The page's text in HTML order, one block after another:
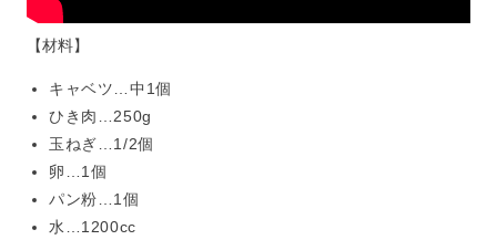
【材料】
キャベツ…中1個
ひき肉…250g
玉ねぎ…1/2個
卵…1個
パン粉…1個
水…1200cc